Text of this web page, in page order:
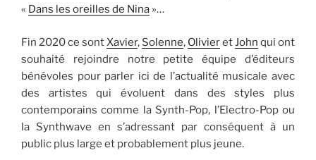
« Dans les oreilles de Nina »…
Fin 2020 ce sont Xavier, Solenne, Olivieret John qui ont
souhaité rejoindre notre petite équipe d’éditeurs
bénévoles pour parler ici de l’actualité musicale avec
des artistes qui évoluent dans des styles plus
contemporains comme la Synth-Pop, l’Electro-Pop ou
la Synthwave en s’adressant par conséquent à un
public plus large et probablement plus jeune.